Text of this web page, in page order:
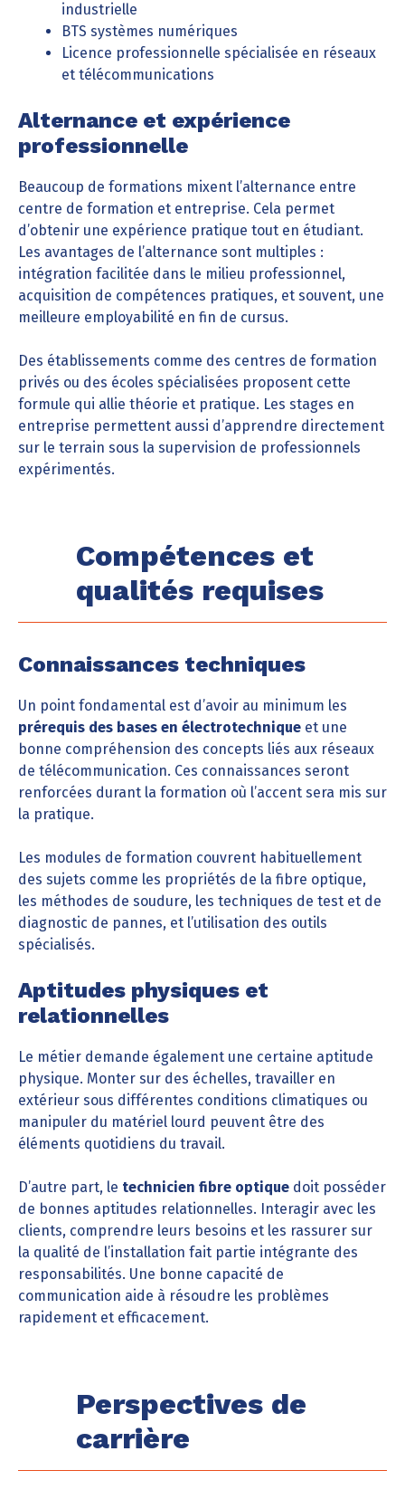
industrielle
BTS systèmes numériques
Licence professionnelle spécialisée en réseaux
et télécommunications
Alternance et expérience
professionnelle
Beaucoup de formations mixent l’alternance entre
centre de formation et entreprise. Cela permet
d’obtenir une expérience pratique tout en étudiant.
Les avantages de l’alternance sont multiples :
intégration facilitée dans le milieu professionnel,
acquisition de compétences pratiques, et souvent, une
meilleure employabilité en fin de cursus.
Des établissements comme des centres de formation
privés ou des écoles spécialisées proposent cette
formule qui allie théorie et pratique. Les stages en
entreprise permettent aussi d’apprendre directement
sur le terrain sous la supervision de professionnels
expérimentés.
Compétences et
qualités requises
Connaissances techniques
Un point fondamental est d’avoir au minimum les
prérequis des bases en électrotechnique et une
bonne compréhension des concepts liés aux réseaux
de télécommunication. Ces connaissances seront
renforcées durant la formation où l’accent sera mis sur
la pratique.
Les modules de formation couvrent habituellement
des sujets comme les propriétés de la fibre optique,
les méthodes de soudure, les techniques de test et de
diagnostic de pannes, et l’utilisation des outils
spécialisés.
Aptitudes physiques et
relationnelles
Le métier demande également une certaine aptitude
physique. Monter sur des échelles, travailler en
extérieur sous différentes conditions climatiques ou
manipuler du matériel lourd peuvent être des
éléments quotidiens du travail.
D’autre part, le technicien fibre optique doit posséder
de bonnes aptitudes relationnelles. Interagir avec les
clients, comprendre leurs besoins et les rassurer sur
la qualité de l’installation fait partie intégrante des
responsabilités. Une bonne capacité de
communication aide à résoudre les problèmes
rapidement et efficacement.
Perspectives de
carrière